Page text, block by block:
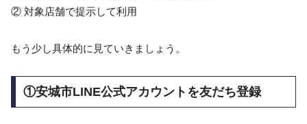
② 対象店舗で提示して利用
もう少し具体的に見ていきましょう。
①安城市LINE公式アカウントを友だち登録